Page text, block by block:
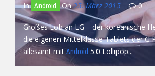
In Android On25. März 2015 0
Großes Lob an LG – der koreanische
die eigenen Mittelklasse-Tablets der G
allesamt mit Android 5.0 Lollipop...
READ MORE